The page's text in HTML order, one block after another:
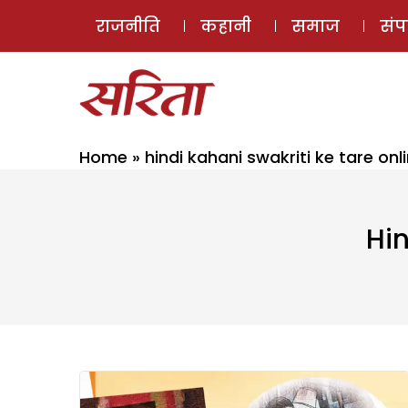
राजनीति कहानी समाज
Home » hindi kahani swakriti ke tare